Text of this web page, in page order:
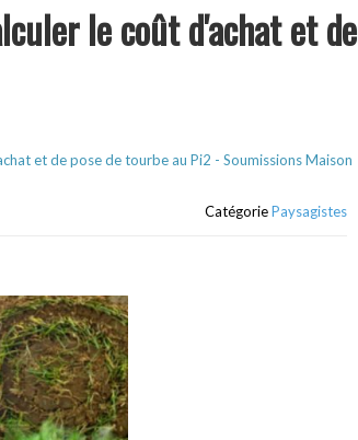
le coût d'achat et de
et de pose de tourbe au Pi2 - Soumissions Maison
CatégoriePaysagistes